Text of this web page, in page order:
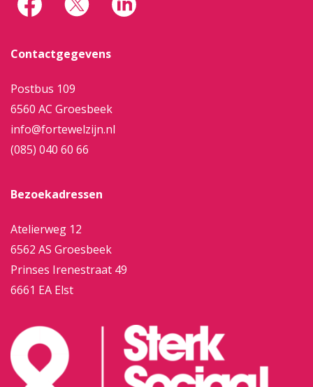
Contactgegevens
Postbus 109
6560 AC Groesbeek
info@fortewelzijn.nl
(085) 040 60 66
Bezoekadressen
Atelierweg 12
6562 AS Groesbeek
Prinses Irenestraat 49
6661 EA Elst